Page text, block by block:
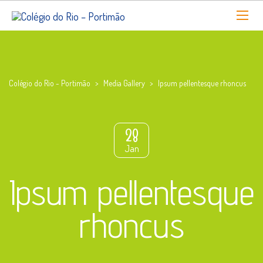
Colégio do Rio - Portimão > Media Gallery > Ipsum pellentesque rhoncus
28
Jan
Ipsum pellentesque
rhoncus